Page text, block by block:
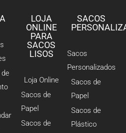
LOJA
ONLINE
PARA
SACOS
LISOS
Loja Online
Sacos de
Papel
Sacos de
SACOS
Sacos
Personalizados
Sacos de
Papel
Sacos de
Plástico